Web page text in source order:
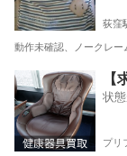
荻窪
動作未確認、ノークレ
東京 杉並区 荻
【
状
プリ